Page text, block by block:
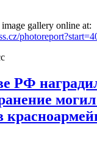
gallery online at:
РФ